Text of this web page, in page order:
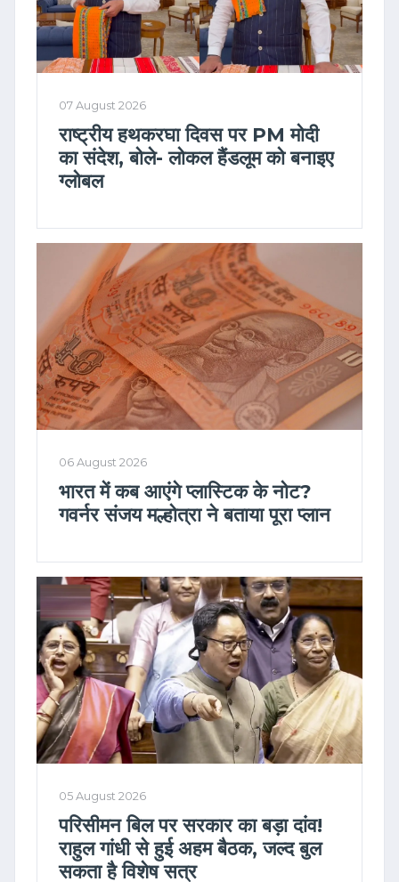
07 August 2026
राष्ट्रीय हथकरघा दिवस पर PM मोदी
का संदेश, बोले- लोकल हैंडलूम को बनाइए
ग्लोबल
06 August 2026
भारत में कब आएंगे प्लास्टिक के नोट?
गवर्नर संजय मल्होत्रा ने बताया पूरा प्लान
05 August 2026
परिसीमन बिल पर सरकार का बड़ा दांव!
राहुल गांधी से हुई अहम बैठक, जल्द बुल
सकता है विशेष सत्र